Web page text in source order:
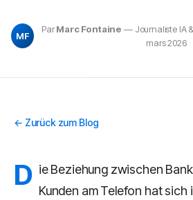
MF
ParMarc Fontaine — Journaliste IA
mars 2026
← Zurück zum Blog
D ie Beziehung zwischen
Kunden am Telefon hat sich